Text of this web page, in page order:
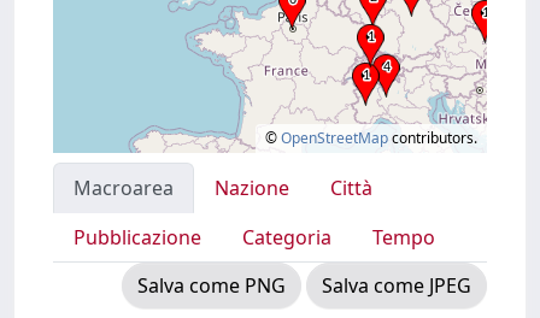
©OpenStreetMapcontributors.
Macroarea Nazione
Città
Pubblicazione
Categoria
Tempo
Salva come PNG
Salva come JPEG